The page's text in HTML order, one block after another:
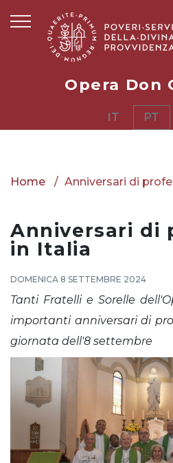
Opera Don
IT PT
Home Anniversari di
Anniversari di
in Italia
DOMENICA 8 SETTEMBRE 2024
Tanti Fratelli e Sorelle
importanti anniversari di
giornata dell'8 settembre